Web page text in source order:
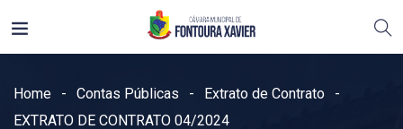
Home Contas Públicas
Extrato de Contrato
EXTRATO DE CONTRATO 04/2024